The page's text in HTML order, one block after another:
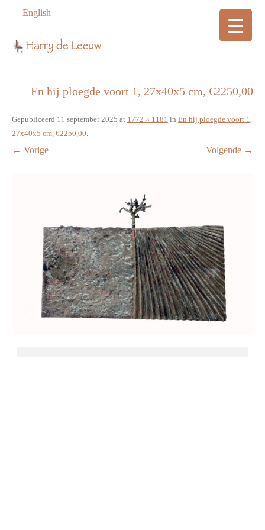
English
En hij ploegde voort 1, 27x40x5 cm, €2250,00
Gepubliceerd 11 september 2025 at 1772 × 1181 in En hij ploegde voort 1,
27x40x5 cm, €2250,00.
← Vorige Volgende →